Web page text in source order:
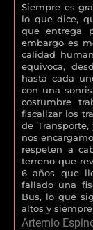
Siempre es
lo que dice,
que entrega
embargo es
calidad
equivoca,
hasta cada
con una
costumbre
fiscalizar los
de
nos
respeten a
terreno que
6 años que
fallado una
Bus, lo que
altos y
Artemio